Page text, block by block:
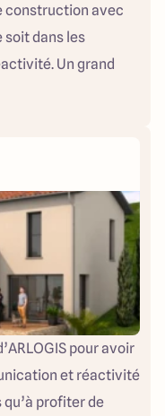
construction avec
soit dans les
Un grand
travail de qualité et
pour avoir
et réactivité
qu’à profiter de